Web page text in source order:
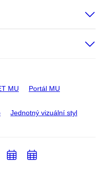
MU Portál MU
Jednotný vizuální styl
PřidatPřidat